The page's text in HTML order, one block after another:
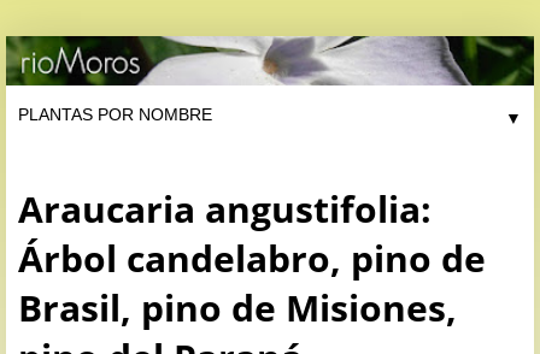
▼
Araucaria angustifolia:
Árbol candelabro, pino de
Brasil, pino de Misiones,